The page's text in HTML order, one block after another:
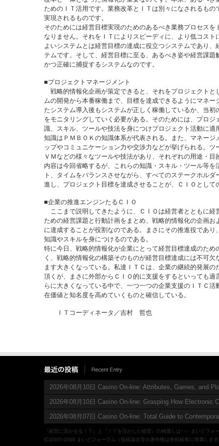
ためのＩＴ活用です。業務改革とＩＴは別々になされるも
実現されるものです。
そのためには経営目標実現のためのあるべき業務プロセス
なりません。それをＩＴによりスピーディに、より低コスト
よいシステムとは経営目標の達成に役立つシステムであり
テムです。そして、経営目標に至る、あるべき姿や経営課
かつ正確に捕捉するシステムなのです。
■プロジェクトマネージメント
戦略的情報化企画が策定できると、それをプロジェクトと
ムの開発から本番稼働まで、目標を達成できるようにマネ
たシステム導入後もシステムが正しく稼働しているか、当
をモニタリングしていく必要がある。そのためには、プロ
識、スキル、ツールや技法を身につけプロジェクト活動に適
知識はＰＭＢＯＫの知識体系が代表される。また、マネー
ップやコミュニケーション力や交渉力などが挙げられる。
ＶＭなどの様々なツールや技法があり、それぞれの用途・
内容は今回省略するが、これらの知識・スキル・ツール等
ト、タイムをバランスさせながら、すべてのステークホル
進し、プロジェクト目標を達成させることが、ＣＩＯとして
■企業の推進エンジンたるＣＩＯ
ここまで説明してきたように、ＣＩＯは経営者とともに経
ための経営課題と行動計画をまとめ、戦略的情報化の企画
に達成することが役割なのである。まさにその推進役であ
知識やスキルを身につけるのである。
特に今日、戦略的情報化が企業にとって経営目標達成のた
く、戦略的情報化の構築そのものが経営目標達成には不可
ます大きくなっている。私達ＩＴＣは、企業の継続的発展
頂くが、まさに外部からＣＩＯ的に支援をするといっても
らに大きくなっている中で、一つ一つの企業支援のＩＴＣ
在価値と知名度を高めていくものと確信している。
ＩＴコーディネータ／吉村 哲也
2026年08月10日 Casino On-line: Attributes, Games, and
2026年08月10日 Casino On-line: Grasping How Electronic
2026年08月07日 Casino On-line: Total Guide to
『経営に活かせるＩＴ』と『ＩＴを活かした経営』の橋渡しは‥‥まいどフォ
(C)2005-2008 まいどフォーラム（投稿論文等の著作権は各投稿者に帰属しま